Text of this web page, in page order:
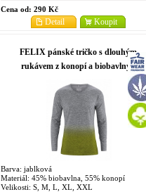
Cena od: 290 Kč
Koupit
Detail
FELIX pánské tričko s dlouhým
rukávem z konopí a biobavlny -
Barva: jablková
Materiál: 45% biobavlna, 55% konopí
Velikosti: S, M, L, XL, XXL